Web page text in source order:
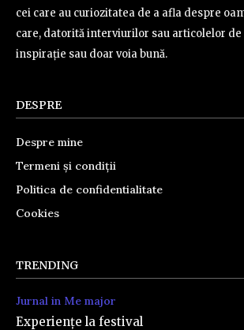
cei care au curiozitatea de a afla despre
care, datorită interviurilor sau articolelor
inspirație sau doar voia bună.
DESPRE
Despre mine
Termeni și condiții
Politica de confidentialitate
Cookies
TRENDING
Jurnal in Me major
Experiențe la festival